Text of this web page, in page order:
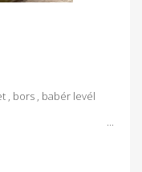
, bors , babér levél